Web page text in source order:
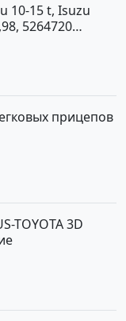
10-15 t, Isuzu
5264720
прицепов
TOYOTA 3D